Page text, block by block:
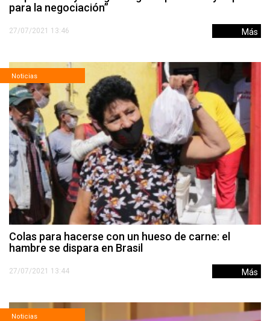
para la negociación”
27/07/2021 13:46 Más
Noticias
Colas para hacerse con un hueso de carne: el
hambre se dispara en Brasil
27/07/2021 13:44 Más
Noticias